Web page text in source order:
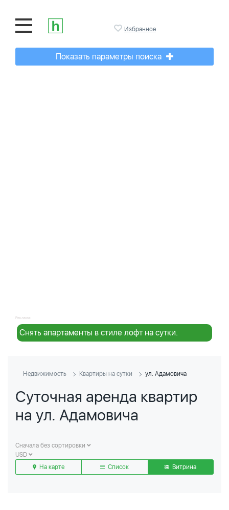
Избранное
Показать параметры поиска
Реклама:
Снять апартаменты в стиле лофт на сутки.
Недвижимость Квартиры на сутки ул. Адамовича
Суточная аренда квартир
на ул. Адамовича
Сначала без сортировки
USD
На карте
Список Витрина